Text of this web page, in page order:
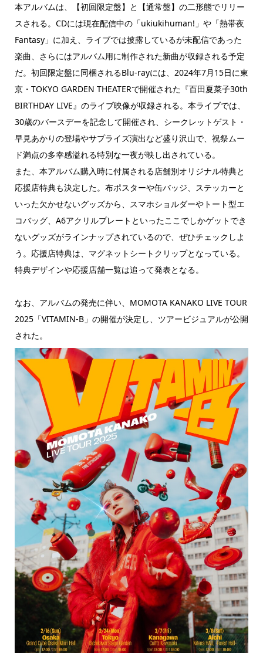
本アルバムは、【初回限定盤】と【通常盤】の二形態でリリー
スされる。CDには現在配信中の「ukiukihuman!」や「熱帯夜
Fantasy」に加え、ライブでは披露しているが未配信であった
楽曲、さらにはアルバム用に制作された新曲が収録される予定
だ。初回限定盤に同梱されるBlu-rayには、2024年7月15日に東
京・TOKYO GARDEN THEATERで開催された『百田夏菜子30th
BIRTHDAY LIVE』のライブ映像が収録される。本ライブでは、
30歳のバースデーを記念して開催され、シークレットゲスト・
早見あかりの登場やサプライズ演出など盛り沢山で、祝祭ムー
ド満点の多幸感溢れる特別な一夜が映し出されている。
また、本アルバム購入時に付属される店舗別オリジナル特典と
応援店特典も決定した。布ポスターや缶バッジ、ステッカーと
いった欠かせないグッズから、スマホショルダーやトート型エ
コバッグ、A6アクリルプレートといったここでしかゲットでき
ないグッズがラインナップされているので、ぜひチェックしよ
う。応援店特典は、マグネットシートクリップとなっている。
特典デザインや応援店舗一覧は追って発表となる。
なお、アルバムの発売に伴い、MOMOTA KANAKO LIVE TOUR
2025「VITAMIN-B」の開催が決定し、ツアービジュアルが公開
された。